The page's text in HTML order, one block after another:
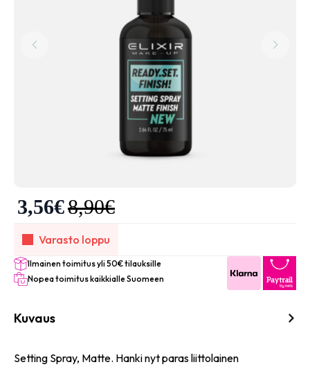
8,90€
3,56€
Varasto loppu
Ilmainen toimitus yli 50€ tilauksille
Nopea toimitus kaikkialle Suomeen
Kuvaus
Setting Spray, Matte. Hanki nyt paras liittolainen